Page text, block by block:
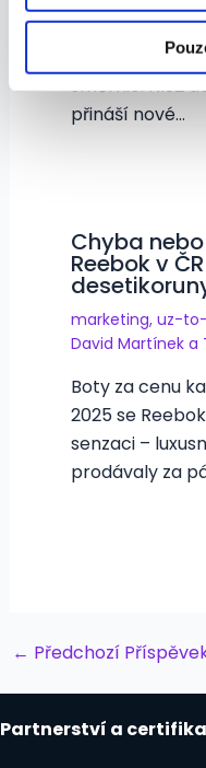
bezpečnosti.
schválil
směrnici NIS2
přináší nové…
Chyba
Reebok v
marketing, uz-
David Martíneka
Boty za cenu
2025 se
senzaci –
prodávaly za
Post
← Předchozí
Partnerství a